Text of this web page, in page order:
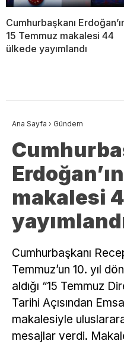
Cumhurbaşkanı
15 Temmuz makalesi 44
ülkede yayımlandı
Ana Sayfa › Gündem
makalesi
Cumhurbaşkanı
Temmuz’un 10. yıl
aldığı “15 Temmuz
Tarihi Açısından
makalesiyle
mesajlar verdi.